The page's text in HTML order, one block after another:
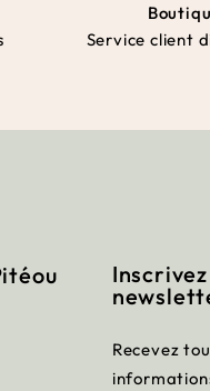
Service client
Recevez